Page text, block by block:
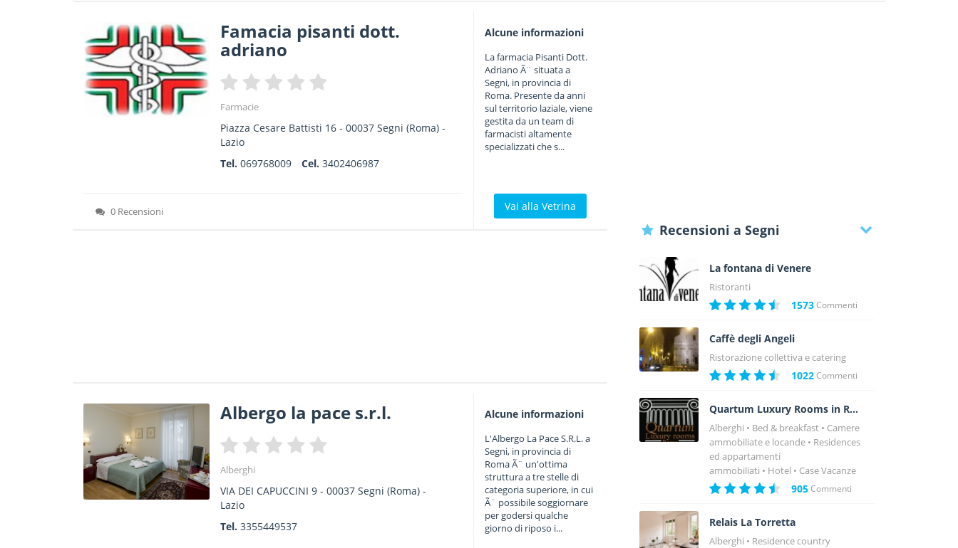
Famacia pisanti dott.
adriano
Farmacie
Piazza Cesare Battisti 16 -00037 Segni (Roma) -
Lazio
Tel.069768009 Cel.3402406987
0 Recensioni
Alcune informazioni
La farmacia Pisanti Dott.
Adriano Ã¨ situata a
Segni, in provincia di
Roma. Presente da anni
sul territorio laziale, viene
gestita da un team di
farmacisti altamente
specializzati che s...
Vai alla Vetrina
Albergo la pace s.r.l.
Alberghi
VIA DEI CAPUCCINI 9 -00037 Segni (Roma) -
Lazio
Tel.3355449537
Alcune informazioni
L'Albergo La Pace S.R.L. a
Segni, in provincia di
Roma Ã¨ un'ottima
struttura a tre stelle di
categoria superiore, in cui
Ã¨ possibile soggiornare
per godersi qualche
giorno di riposo i...
Recensioni a Segni
La fontana di Venere
Ristoranti
1573Commenti
Caffè degli Angeli
Ristorazione collettiva e catering
1022Commenti
Quartum Luxury Rooms in Rome
Alberghi Bed & breakfast
Camere
ammobiliate e locande
Residences
ed appartamenti
ammobiliati
Hotel Case Vacanze
905Commenti
Relais La Torretta
Alberghi
Residence country